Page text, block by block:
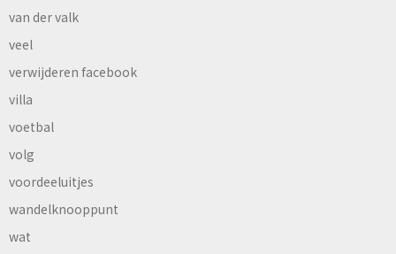
van der valk
veel
verwijderen facebook
villa
voetbal
volg
voordeeluitjes
wandelknooppunt
wat